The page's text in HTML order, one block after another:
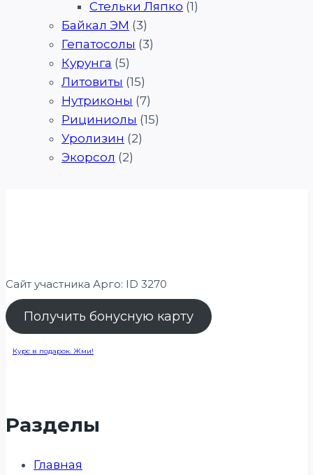
Стельки Ляпко (1)
Байкал ЭМ (3)
Гепатосолы (3)
Курунга (5)
Литовиты (15)
Нутриконы (7)
Рициниолы (15)
Уролизин (2)
Экорсол (2)
Сайт участника Арго: ID 3270
Получить бонусную карту
Курс в подарок. Жми!
Разделы
Главная